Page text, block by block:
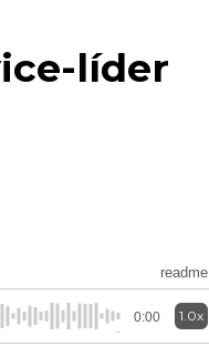
líder
readme
0:00 1.0x